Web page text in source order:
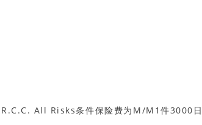
All Risks条件保险费为M/M1件3000